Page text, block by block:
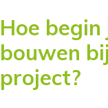
Hoe
bouwen
project?